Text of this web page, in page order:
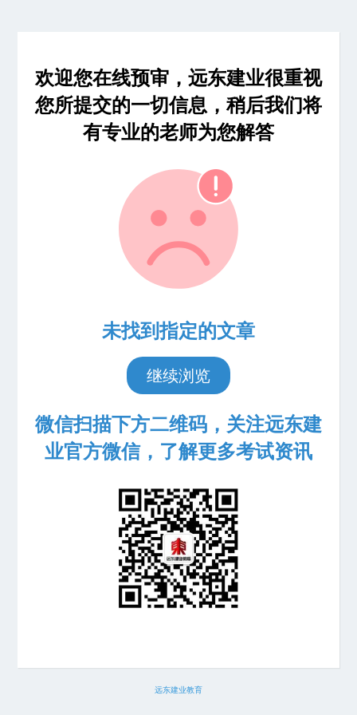
欢迎您在线预审，远东建业很重视
您所提交的一切信息，稍后我们将
有专业的老师为您解答
未找到指定的文章
继续浏览
微信扫描下方二维码，关注远东建
业官方微信，了解更多考试资讯
远东建业教育